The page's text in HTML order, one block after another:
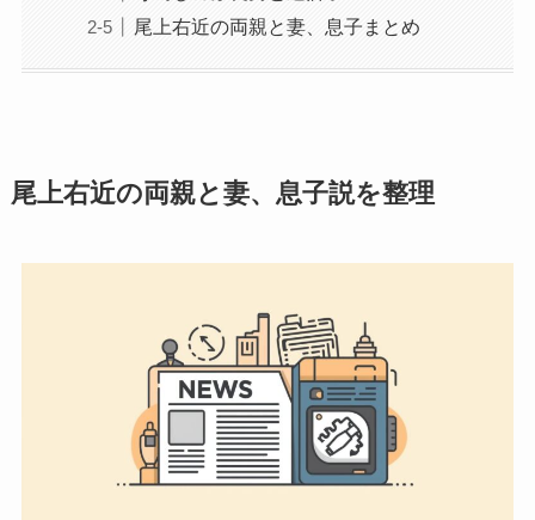
尾上右近の両親と妻、息子まとめ
尾上右近の両親と妻、息子説を整理